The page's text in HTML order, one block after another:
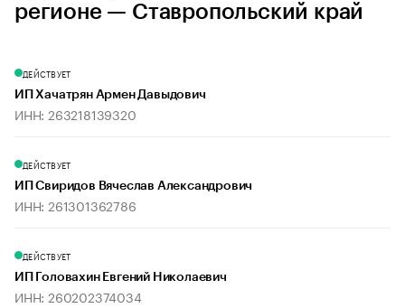
регионе — Ставропольский край
ДЕЙСТВУЕТ
ИП Хачатрян Армен Давыдович
ИНН: 263218139320
ДЕЙСТВУЕТ
ИП Свиридов Вячеслав Александрович
ИНН: 261301362786
ДЕЙСТВУЕТ
ИП Головахин Евгений Николаевич
ИНН: 260202374034